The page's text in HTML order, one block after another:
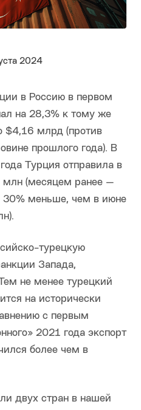
2024
в Россию в первом
на 28,3% к тому же
$4,16 млрд (против
прошлого года). В
Турция отправила в
млн (месяцем ранее —
30% меньше, чем в июне
турецкую
Запада,
не менее турецкий
на исторически
с первым
2021 года экспорт
более чем в
двух стран в нашей